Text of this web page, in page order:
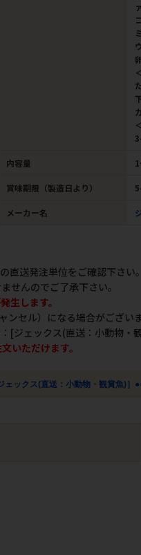
内容量
賞味期限（製造日より）
メーカー名
送発注単位をご確認下さい。
せんのでご了承下さい。
生します。
セル）になる場合がござい
[ジェックス(直送：小動物・
いただけます。
ェックス(直送：小動物・観賞魚)］